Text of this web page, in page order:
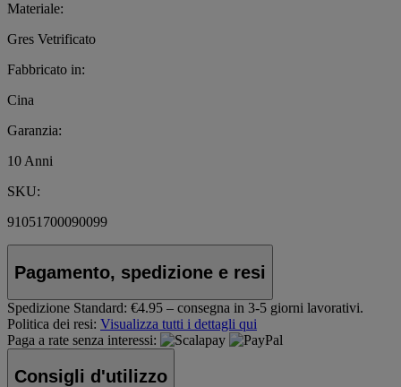
Materiale:
Gres Vetrificato
Fabbricato in:
Cina
Garanzia:
10 Anni
SKU:
91051700090099
Pagamento, spedizione e resi
Spedizione Standard: €4.95 – consegna in 3-5 giorni lavorativi.
Politica dei resi: Visualizza tutti i dettagli qui
Paga a rate senza interessi:
Consigli d'utilizzo